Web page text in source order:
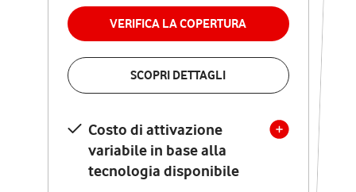
VERIFICA LA COPERTURA
SCOPRI DETTAGLI
Costo di attivazione
variabile in base alla
tecnologia disponibile
permanenza
VERIFICA LA COPERTURA
Costo di attivazione
variabile in base alla
tecnologia disponibile